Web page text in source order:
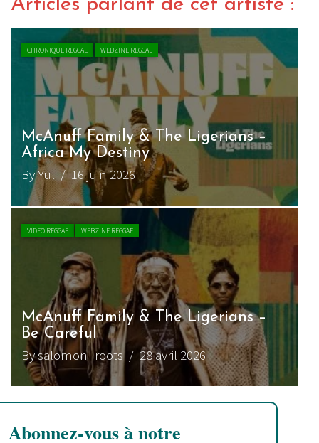
Articles parlant de cet artiste :
CHRONIQUE REGGAE WEBZINE REGGAE
McAnuff Family & The Ligerians –
Africa My Destiny
By Yul / 16 juin 2026
VIDEO REGGAE WEBZINE REGGAE
McAnuff Family & The Ligerians –
Be Careful
By salomon_roots/ 28 avril 2026
Abonnez-vous à notre